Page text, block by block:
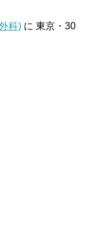
科) に 東京・30